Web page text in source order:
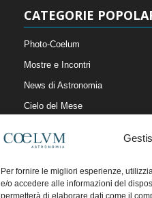
Per fornire le migliori esperienze,
e/o accedere alle informazioni del
permetterà di elaborare dati come il
CATEGORIE
Photo-Coelum
Mostre e Incontri
News di Astronomia
Cielo del Mese
Articoli e Risorse On-Line
Il Blog della Redazione